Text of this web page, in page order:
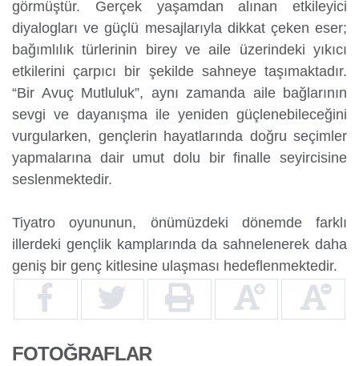
görmüştür. Gerçek yaşamdan alınan etkileyici
diyalogları ve güçlü mesajlarıyla dikkat çeken eser;
bağımlılık türlerinin birey ve aile üzerindeki yıkıcı
etkilerini çarpıcı bir şekilde sahneye taşımaktadır.
“Bir Avuç Mutluluk”, aynı zamanda aile bağlarının
sevgi ve dayanışma ile yeniden güçlenebileceğini
vurgularken, gençlerin hayatlarında doğru seçimler
yapmalarına dair umut dolu bir finalle seyircisine
seslenmektedir.
Tiyatro oyununun, önümüzdeki dönemde farklı
illerdeki gençlik kamplarında da sahnelenerek daha
geniş bir genç kitlesine ulaşması hedeflenmektedir.
FOTOĞRAFLAR